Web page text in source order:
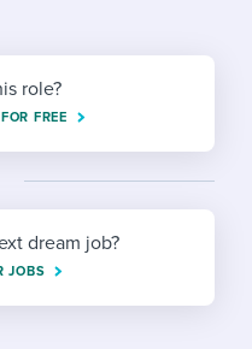
attracting people
an employer brand
employee experiences
& reports
life
role?
FREE
dream job?
JOBS